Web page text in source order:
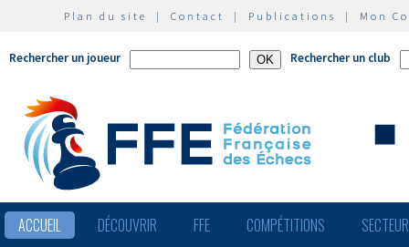
Plan du site | Contact | Publications | Mon
Rechercher un joueur Rechercher un club
ACCUEIL DÉCOUVRIR FFE COMPÉTITIONS